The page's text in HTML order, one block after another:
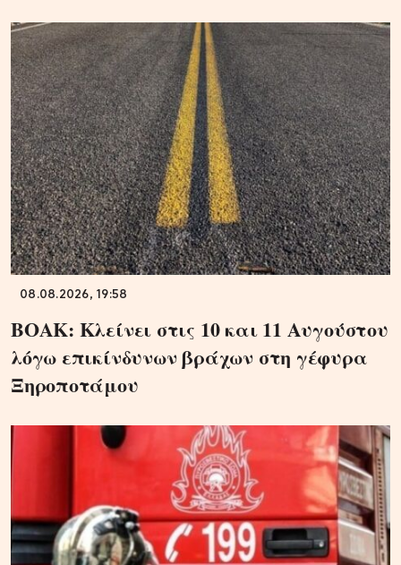
08.08.2026, 19:58
ΒΟΑΚ: Κλείνει στις 10 και 11 Αυγούστου
λόγω επικίνδυνων βράχων στη γέφυρα
Ξηροποτάμου